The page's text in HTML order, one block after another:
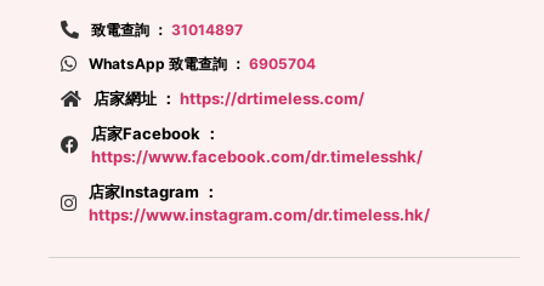
致電查詢 ： 31014897
WhatsApp 致電查詢 ： 6905704
店家網址 ： https://drtimeless.com/
店家Facebook ：
https://www.facebook.com/dr.timelesshk/
店家Instagram ：
https://www.instagram.com/dr.timeless.hk/